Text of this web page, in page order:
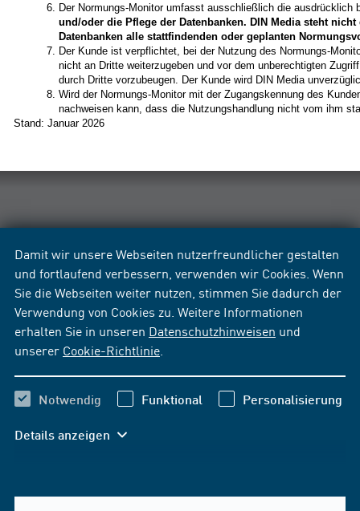
Damit wir unsere Webseiten nutzerfreundlicher gestalten
und fortlaufend verbessern, verwenden wir Cookies. Wenn
Sie die Webseiten weiter nutzen, stimmen Sie dadurch der
Verwendung von Cookies zu. Weitere Informationen
erhalten Sie in unseren Datenschutzhinweisen und
unserer Cookie-Richtlinie
Notwendig Funktional Personalisierung
Details anzeigen
Der Normungs-Monitor umfasst ausschließlich die
und/oder die Pflege der Datenbanken. DIN Media steht
Datenbanken alle stattfindenden oder geplanten
Der Kunde ist verpflichtet, bei der Nutzung des Normungs-
nicht an Dritte weiterzugeben und vor dem unberechtigten
durch Dritte vorzubeugen. Der Kunde wird DIN Media
Wird der Normungs-Monitor mit der Zugangskennung des
nachweisen kann, dass die Nutzungshandlung nicht vom ihm
Stand: Januar 2026